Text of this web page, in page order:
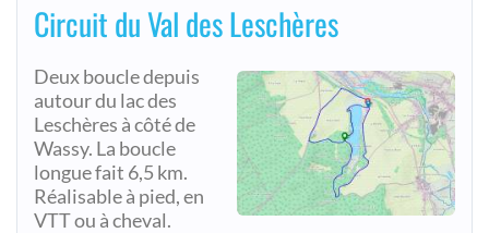
Circuit du Val des Leschères
Deux boucle depuis
autour du lac des
Leschères à côté de
Wassy. La boucle
longue fait 6,5 km.
Réalisable à pied, en
VTT ou à cheval.